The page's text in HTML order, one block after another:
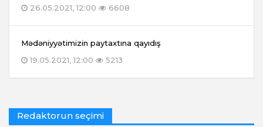
26.05.2021, 12:00
6608
Mədəniyyətimizin paytaxtına qayıdış
19.05.2021, 12:00
5213
Redaktorun seçimi